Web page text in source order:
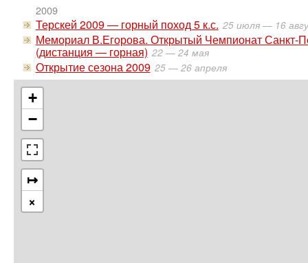
2009
Терскей 2009 — горный поход 5 к.с. 25 июля — 16
Мемориал В.Егорова. Открытый Чемпионат Санкт-
(дистанция — горная) 22 — 24 мая
Открытие сезона 2009 25 — 26 апреля
+
−
↦
×